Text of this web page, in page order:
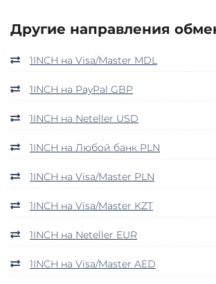
Другие направления
1INCH на Visa/Master MDL
1INCH на PayPal GBP
1INCH на Neteller USD
1INCH на Любой банк PLN
1INCH на Visa/Master PLN
1INCH на Visa/Master KZT
1INCH на Neteller EUR
1INCH на Visa/Master AED